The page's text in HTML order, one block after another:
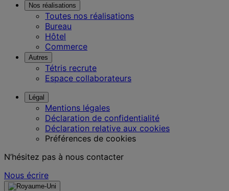
Nos réalisations
Toutes nos réalisations
Bureau
Hôtel
Commerce
Autres
Tétris recrute
Espace collaborateurs
Légal
Mentions légales
Déclaration de confidentialité
Déclaration relative aux cookies
Préférences de cookies
N’hésitez pas à nous contacter
Nous écrire